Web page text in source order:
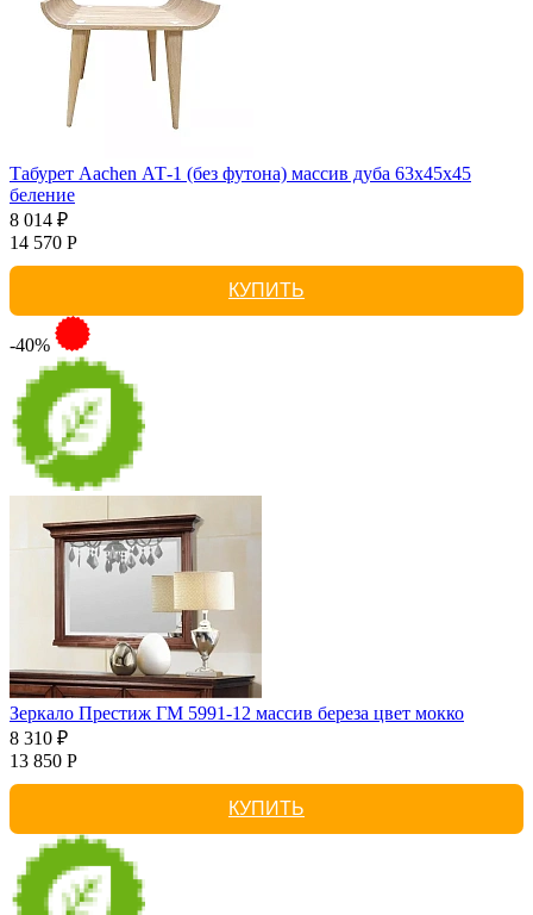
Табурет Aachen АТ-1 (без футона) массив дуба 63х45х45
беление
8 014 ₽
14 570 Р
КУПИТЬ
-40%
Зеркало Престиж ГМ 5991-12 массив береза цвет мокко
8 310 ₽
13 850 Р
КУПИТЬ